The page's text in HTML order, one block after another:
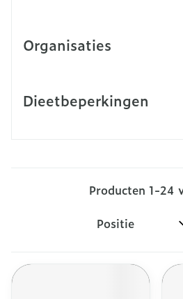
Organisaties
Dieetbeperkingen
Producten 1-24
Sorteer op: